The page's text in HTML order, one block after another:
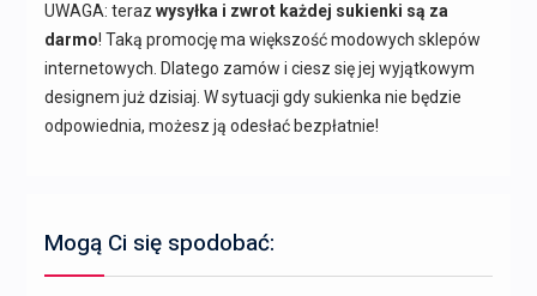
UWAGA: teraz wysyłka i zwrot każdej sukienki są za
darmo! Taką promocję ma większość modowych sklepów
internetowych. Dlatego zamów i ciesz się jej wyjątkowym
designem już dzisiaj. W sytuacji gdy sukienka nie będzie
odpowiednia, możesz ją odesłać bezpłatnie!
Mogą Ci się spodobać: